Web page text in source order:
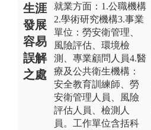
生涯
發展
容易
誤解
之處
就業方面：1.公職機構
2.學術研究機構3.事業
單位：勞安衛管理、
風險評估、環境檢
測、專業顧問人員4.醫
療及公共衛生機構：
安全教育訓練師、勞
安衛管理人員、風險
評估人員、檢測人
員。工作單位含括科